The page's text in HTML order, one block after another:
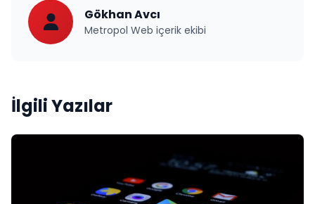
Gökhan Avcı
Metropol Web içerik ekibi
İlgili Yazılar